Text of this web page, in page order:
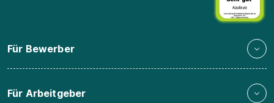
Für Bewerber
Für Arbeitgeber